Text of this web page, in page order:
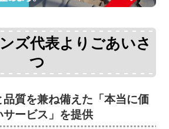
ズ代表よりごあいさ
つ
品質を兼ね備えた 「本当に価
サービス」を提供